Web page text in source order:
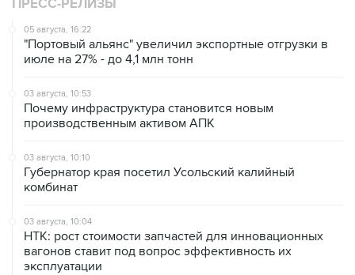
ПРЕСС-РЕЛИЗЫ
05 августа, 16:22
"Портовый альянс" увеличил экспортные отгрузки в
июле на 27% - до 4,1 млн тонн
03 августа, 10:53
Почему инфраструктура становится новым
производственным активом АПК
03 августа, 10:10
Губернатор края посетил Усольский калийный
комбинат
03 августа, 10:04
НТК: рост стоимости запчастей для инновационных
вагонов ставит под вопрос эффективность их
эксплуатации